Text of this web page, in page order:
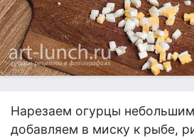
Нарезаем огурцы
добавляем в миску к рыбе,